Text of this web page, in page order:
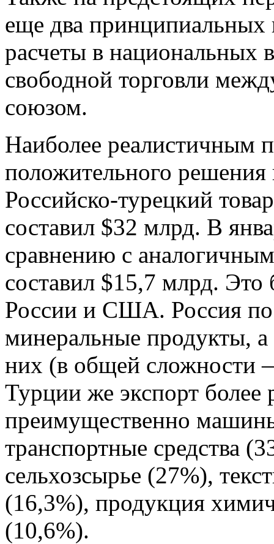
еще два принципиальных
расчеты в национальных
свободной торговли
союзом.
Наиболее реалистичным
положительного
Российско-турецкий
составил $32 млрд. В
сравнению с
составил $15,7 млрд.
России и США. Россия
минеральные продукты,
них (в общей сложности
Турции же экспорт
преимущественно
транспортные средства
сельхозсырье (27%),
(16,3%), продукция
(10,6%).